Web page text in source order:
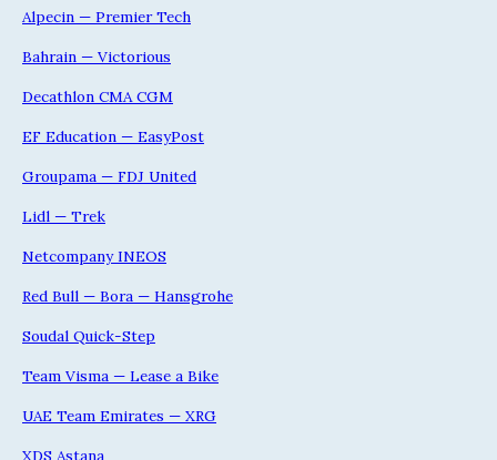
Alpecin — Premier Tech
Bahrain — Victorious
Decathlon CMA CGM
EF Education — EasyPost
Groupama — FDJ United
Lidl — Trek
Netcompany INEOS
Red Bull — Bora — Hansgrohe
Soudal Quick-Step
Team Visma — Lease a Bike
UAE Team Emirates — XRG
XDS Astana